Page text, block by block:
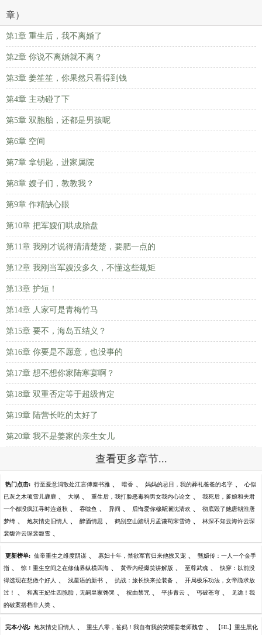
章）
第1章 重生后，我不离婚了
第2章 你说不离婚就不离？
第3章 姜笙笙，你果然只看得到钱
第4章 主动碰了下
第5章 双胞胎，还都是男孩呢
第6章 空间
第7章 拿钥匙，进家属院
第8章 嫂子们，教教我？
第9章 作精缺心眼
第10章 把军嫂们哄成胎盘
第11章 我刚才说得清清楚楚，要肥一点的
第12章 我刚当军嫂没多久，不懂这些规矩
第13章 护短！
第14章 人家可是青梅竹马
第15章 要不，海岛五结义？
第16章 你要是不愿意，也没事的
第17章 想不想你家陆寒宴啊？
第18章 双重否定等于超级肯定
第19章 陆营长吃的太好了
第20章 我不是姜家的亲生女儿
查看更多章节...
热门点击: 行至爱意消散处江言傅秦书雅 、 暗香 、 妈妈的忌日，我的葬礼爸爸的名字 、 心似
已灰之木项雪儿鹿鹿 、 大祸 、 重生后，我打脸恶毒狗男女我内心论文 、 我死后，爹娘和夫君
一个都没疯江寻时连道秋 、 吞噬鱼 、 异间 、 后悔爱你穆斯澜沈清欢 、 彻底毁了她唐朝淮唐
梦绮 、 炮灰情史旧情人 、 醉酒情思 、 鹤别空山踏明月孟谦荀宋雪诗 、 林深不知云海许云琛
裴馥许云琛裴馥雪 、
更新榜单: 仙帝重生之维度阴谋 、 寡妇十年，禁欲军官归来他撩又宠 、 甄嬛传：一人一个金手
指 、 惊！重生空间之在修仙界纵横四海 、 黄帝内经爆笑讲解版 、 至尊武魂 、 快穿：以前没
得选现在想做个好人 、 浅星语的新书 、 抗战：旅长快来拉装备 、 开局极乐功法，女帝跪求放
过！ 、 和离王妃生四胞胎，无嗣皇家馋哭 、 祝由禁咒 、 平步青云 、 丐破苍穹 、 见诡！我
的破案搭档非人类 、
完本小说: 炮灰情史旧情人 、 重生八零，爸妈！我自有我的荣耀姜老师魏杳 、 【HL】重生黑化